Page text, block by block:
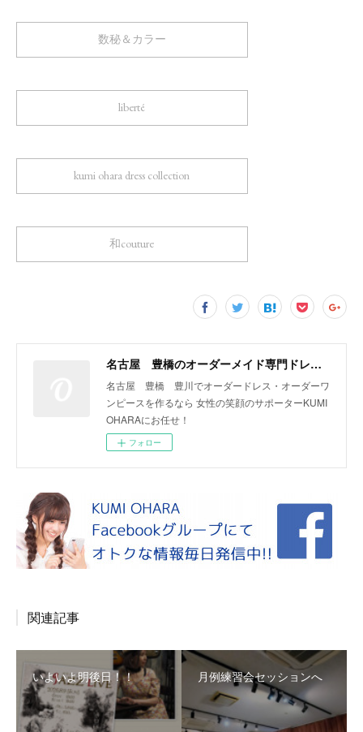
数秘＆カラー
liberté
kumi ohara dress collection
和couture
名古屋 豊橋のオーダーメイド専門ドレスデザイナー KUMI OHARA
名古屋 豊橋 豊川でオーダードレス・オーダーワ
ンピースを作るなら 女性の笑顔のサポーターKUMI
OHARAにお任せ！
フォロー
関連記事
いよいよ明後日！！ 月例練習会セッションへ